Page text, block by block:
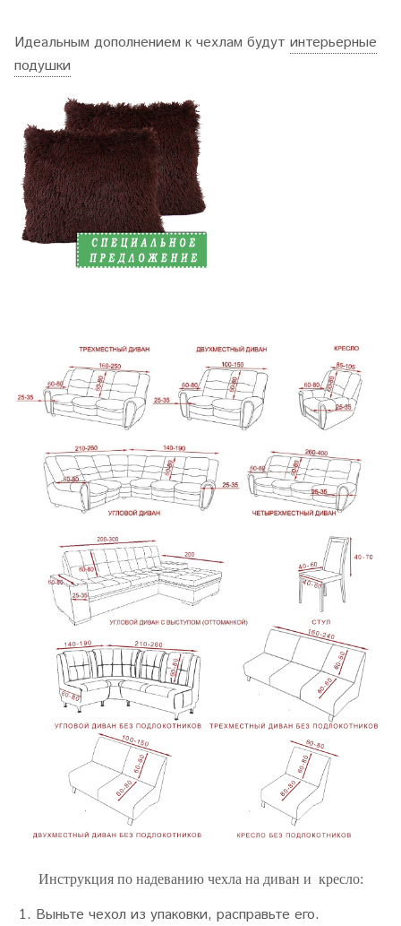
Идеальным дополнением к чехлам будут интерьерные
подушки
Инструкция по надеванию чехла на диван и кресло:
Выньте чехол из упаковки, расправьте его.